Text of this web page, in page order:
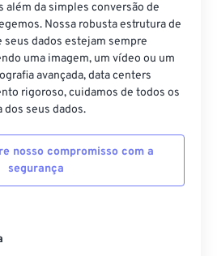
além da simples conversão de
Nossa robusta estrutura de
seus dados estejam sempre
uma imagem, um vídeo ou um
avançada, data centers
rigoroso, cuidamos de todos os
dos seus dados.
nosso compromisso com a
segurança